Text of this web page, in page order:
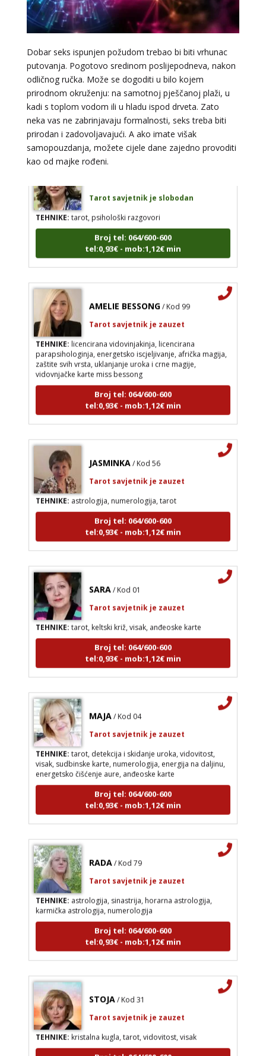
Dobar seks ispunjen požudom trebao bi biti vrhunac
putovanja. Pogotovo sredinom poslijepodneva, nakon
odličnog ručka. Može se dogoditi u bilo kojem
prirodnom okruženju: na samotnoj pješčanoj plaži, u
kadi s toplom vodom ili u hladu ispod drveta. Zato
neka vas ne zabrinjavaju formalnosti, seks treba biti
prirodan i zadovoljavajući. A ako imate višak
samopouzdanja, možete cijele dane zajedno provoditi
kao od majke rođeni.
SANJA/ Kod 07
Tarot savjetnik je zauzet
TEHNIKE:
tarot, egipatski tarot, visak, rune, numerologija,
astro tarot
Broj tel: 064/600-600
tel:0,93€ - mob:1,12€ min
TEHNIKE:tarot, psihološki razgovori
Broj tel: 064/600-600
tel:0,93€ - mob:1,12€ min
TEHNIKE:licencirana vidovinjakinja, licencirana
parapsihologinja, energetsko iscjeljivanje, afrička magija,
zaštite svih vrsta, uklanjanje uroka i crne magije,
vidovnjačke karte miss bessong
Broj tel: 064/600-600
tel:0,93€ - mob:1,12€ min
TEHNIKE:astrologija, numerologija, tarot
Broj tel: 064/600-600
tel:0,93€ - mob:1,12€ min
TEHNIKE:tarot, keltski križ, visak, anđeoske karte
Broj tel: 064/600-600
tel:0,93€ - mob:1,12€ min
TEHNIKE:tarot, detekcija i skidanje uroka, vidovitost,
visak, sudbinske karte, numerologija, energija na daljinu,
energetsko čišćenje aure, anđeoske karte
Broj tel: 064/600-600
tel:0,93€ - mob:1,12€ min
TEHNIKE:astrologija, sinastrija, horarna astrologija,
karmička astrologija, numerologija
Broj tel: 064/600-600
tel:0,93€ - mob:1,12€ min
TEHNIKE:kristalna kugla, tarot, vidovitost, visak
Broj tel: 064/600-600